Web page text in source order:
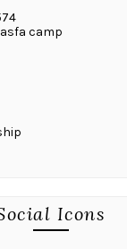
camp
Icons